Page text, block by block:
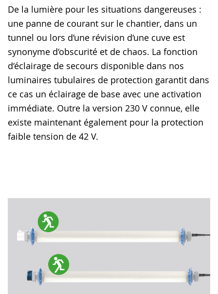
De la lumière pour les situations dangereuses :
une panne de courant sur le chantier, dans un
tunnel ou lors d‘une révision d‘une cuve est
synonyme d‘obscurité et de chaos. La fonction
d‘éclairage de secours disponible dans nos
luminaires tubulaires de protection garantit dans
ce cas un éclairage de base avec une activation
immédiate. Outre la version 230 V connue, elle
existe maintenant également pour la protection
faible tension de 42 V.